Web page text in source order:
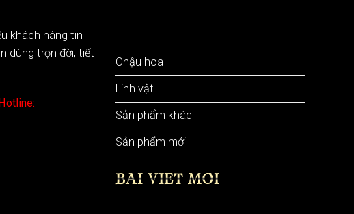
khách hàng tin
dùng trọn đời, tiết
Hotline:
Chậu hoa
Linh vật
Sản phẩm khác
Sản phẩm mới
BÀI VIẾT MỚI